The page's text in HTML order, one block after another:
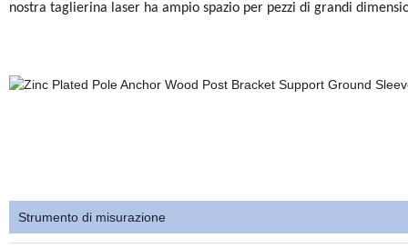
nostra taglierina laser ha ampio spazio per pezzi di grandi
Strumento di misurazione